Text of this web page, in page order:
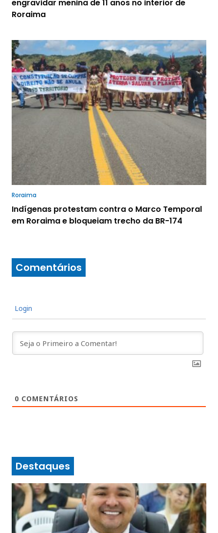
engravidar menina de 11 anos no interior de
Roraima
Roraima
Indígenas protestam contra o Marco Temporal
em Roraima e bloqueiam trecho da BR-174
Comentários
Login
0 COMENTÁRIOS
Destaques